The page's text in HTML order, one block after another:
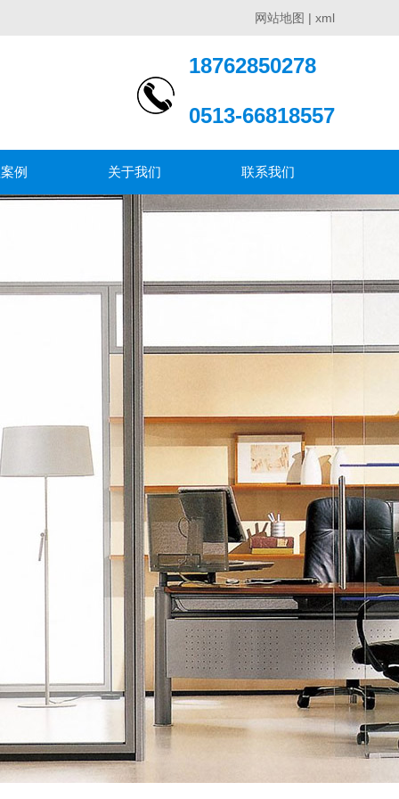
网站地图 | xml
18762850278
0513-66818557
例 关于我们 联系我们